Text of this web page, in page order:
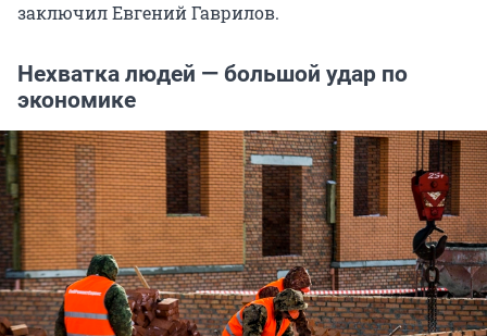
заключил Евгений Гаврилов.
Нехватка людей — большой удар по
экономике